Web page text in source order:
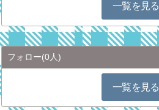
一覧を見る
フォロー(0人)
一覧を見る